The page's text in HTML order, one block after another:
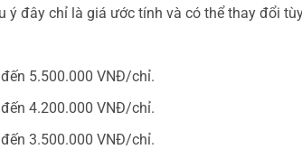
ý đây chỉ là giá ước tính và có thể thay đổi
5.500.000 VNĐ/chỉ.
4.200.000 VNĐ/chỉ.
3.500.000 VNĐ/chỉ.